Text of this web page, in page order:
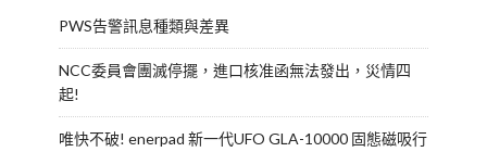
PWS告警訊息種類與差異
NCC委員會團滅停擺，進口核准函無法發出，災情四
起!
唯快不破! enerpad 新一代UFO GLA-10000 固態磁吸行